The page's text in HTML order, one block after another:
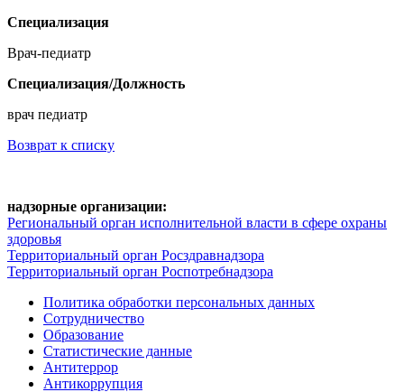
Специализация
Врач-педиатр
Специализация/Должность
врач педиатр
Возврат к списку
надзорные организации:
Региональный орган исполнительной власти в сфере охраны
здоровья
Территориальный орган Росздравнадзора
Территориальный орган Роспотребнадзора
Политика обработки персональных данных
Сотрудничество
Образование
Статистические данные
Антитеррор
Антикоррупция